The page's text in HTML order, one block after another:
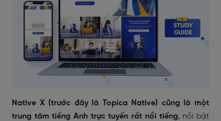
Native X (trước đây là Topica Native) cũng là một
trung tâm tiếng Anh trực tuyến rất nổi tiếng, nổi bật